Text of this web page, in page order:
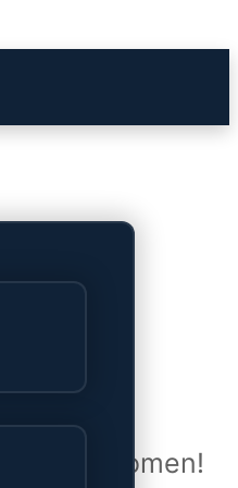
online komen!